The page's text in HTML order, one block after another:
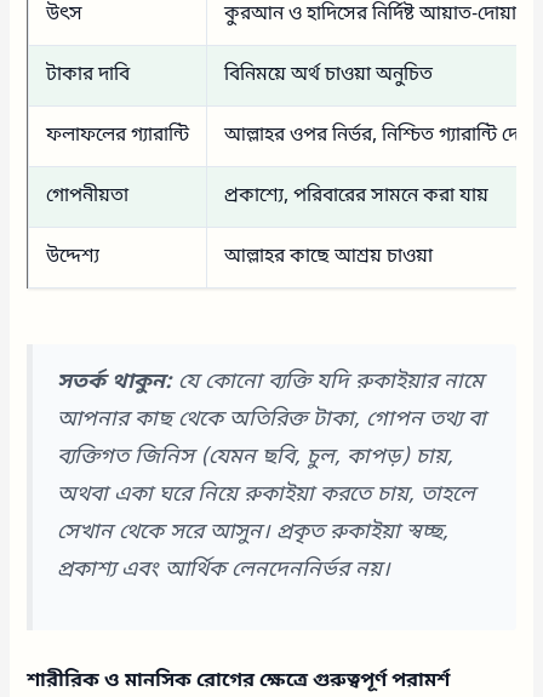
উৎস কুরআন ও হাদিসের নির্দিষ্ট আয়াত-দোয়া
টাকার দাবি বিনিময়ে অর্থ চাওয়া অনুচিত
ফলাফলের গ্যারান্টি আল্লাহর ওপর নির্ভর, নিশ্চিত গ্যারান্টি
গোপনীয়তা প্রকাশ্যে, পরিবারের সামনে করা যায়
উদ্দেশ্য আল্লাহর কাছে আশ্রয় চাওয়া
সতর্ক থাকুন:যে কোনো ব্যক্তি যদি রুকাইয়ার নামে
আপনার কাছ থেকে অতিরিক্ত টাকা, গোপন তথ্য বা
ব্যক্তিগত জিনিস (যেমন ছবি, চুল, কাপড়) চায়,
অথবা একা ঘরে নিয়ে রুকাইয়া করতে চায়, তাহলে
সেখান থেকে সরে আসুন। প্রকৃত রুকাইয়া স্বচ্ছ,
প্রকাশ্য এবং আর্থিক লেনদেননির্ভর নয়।
শারীরিক ও মানসিক রোগের ক্ষেত্রে গুরুত্বপূর্ণ পরামর্শ